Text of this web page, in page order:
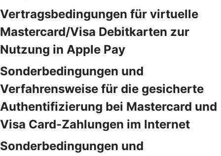
Vertragsbedingungen für virtuelle
Mastercard/Visa Debitkarten zur
Nutzung in Apple Pay
Sonderbedingungen und
Verfahrensweise für die gesicherte
Authentifizierung bei Mastercard und
Visa Card-Zahlungen im Internet
Sonderbedingungen und